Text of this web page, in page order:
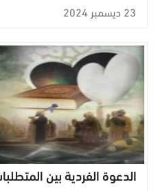
23 ديسمبر 2024
الدعوة الفردية بين